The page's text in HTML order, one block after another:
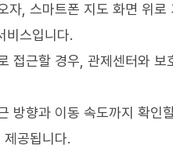
자, 스마트폰 지도 화면 위
비스입니다.
접근할 경우, 관제센터와 보
방향과 이동 속도까지 확인
공됩니다.